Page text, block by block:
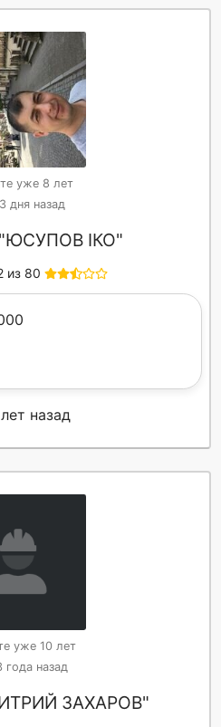
уже 8 лет
дня назад
ІКО"
из 80
назад
уже 10 лет
года назад
ЗАХАРОВ"